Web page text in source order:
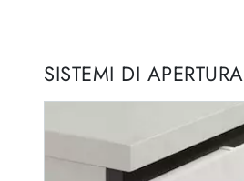
SISTEMI DI APERTURA